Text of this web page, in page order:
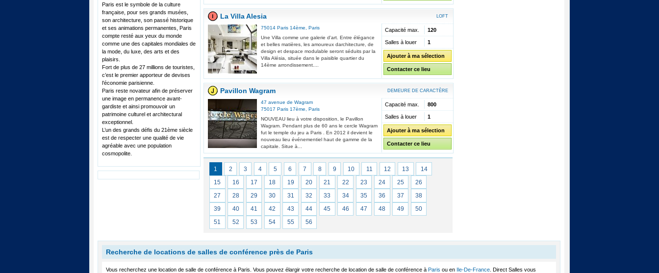
Paris est le symbole de la culture
française, pour ses grands musées,
son architecture, son passé historique
et ses animations permanentes, Paris
compte resté aux yeux du monde
comme une des capitales mondiales de
la mode, du luxe, des arts et des
plaisirs.
Fort de plus de 27 millions de touristes,
c’est le premier apporteur de devises
l’économie parisienne.
Paris reste novateur afin de préserver
une image en permanence avant-
gardiste et ainsi promouvoir un
patrimoine culturel et architectural
exceptionnel.
L’un des grands défis du 21ème siècle
est de respecter une qualité de vie
agréable avec une population
cosmopolite.
La Villa Alesia LOFT
75014 Paris 14ème
Paris
Une Villa comme une galerie d'art. Entre élégance
et belles matières, les amoureux darchitecture, de
design et despace modulable seront séduits par la
Villa Alésia, située dans le paisible quartier du
14ème arrondissement....
Capacité max. 120
Salles à louer 1
Ajouter à ma sélection
Contacter ce lieu
Pavillon Wagram DEMEURE DE CARACTÈRE
47 avenue de Wagram
75017 Paris 17ème
Paris
NOUVEAU lieu à votre disposition, le Pavillon
Wagram. Pendant plus de 60 ans le cercle Wagram
fut le temple du jeu a Paris . En 2012 il devient le
nouveau lieu événementiel haut de gamme de la
capitale. Situe à...
Capacité max. 800
Salles à louer 1
Ajouter à ma sélection
Contacter ce lieu
1 2 3 4 5 6 7 8 9 10 11 12 13
14
15
16 17 18 19 20 21 22 23 24 25
26
27
28 29 30 31 32 33 34 35 36 37
38
39
40 41 42 43 44 45 46 47 48 49
50
51
52 53 54 55 56
Recherche de locations de salles de conférence près de Paris
Vous recherchez une location de salle de conférence à Paris. Vous pouvez élargir votre recherche de location de salle de conférence à Paris ou en Ile-De-France . Direct Salles vous